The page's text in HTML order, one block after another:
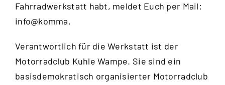
Fahrradwerkstatt habt, meldet Euch per Mail:
info@komma.
Verantwortlich für die Werkstatt ist der
Motorradclub Kuhle Wampe. Sie sind ein
basisdemokratisch organisierter Motorradclub